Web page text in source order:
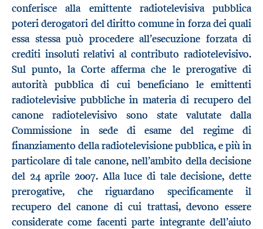
conferisce alla emittente radiotelevisiva pubblica
poteri derogatori del diritto comune in forza dei quali
essa stessa può procedere all’esecuzione forzata di
crediti insoluti relativi al contributo radiotelevisivo.
Sul punto, la Corte afferma che le prerogative di
autorità pubblica di cui beneficiano le emittenti
radiotelevisive pubbliche in materia di recupero del
canone radiotelevisivo sono state valutate dalla
Commissione in sede di esame del regime di
finanziamento della radiotelevisione pubblica, e più in
particolare di tale canone, nell’ambito della decisione
del 24 aprile 2007. Alla luce di tale decisione, dette
prerogative, che riguardano specificamente il
recupero del canone di cui trattasi, devono essere
considerate come facenti parte integrante dell’aiuto